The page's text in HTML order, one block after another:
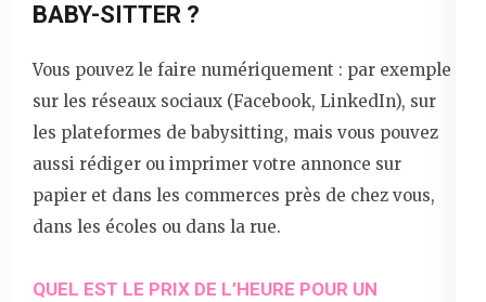
BABY-SITTER ?
Vous pouvez le faire numériquement : par exemple
sur les réseaux sociaux (Facebook, LinkedIn), sur
les plateformes de babysitting, mais vous pouvez
aussi rédiger ou imprimer votre annonce sur
papier et dans les commerces près de chez vous,
dans les écoles ou dans la rue.
QUEL EST LE PRIX DE L’HEURE POUR UN